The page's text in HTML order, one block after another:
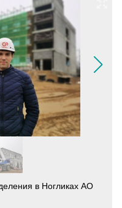
в Ногликах АО